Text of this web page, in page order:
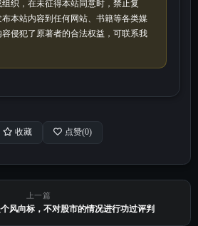
织，在未征得本站同意时，禁止复
本站内容到任何网站、书籍等各类媒
侵犯了原著者的合法权益，可联系我
收藏 点赞(0)
上一篇
风向标，不对股市的情况进行功过评判